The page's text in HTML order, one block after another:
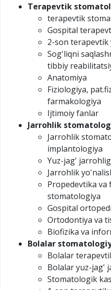
Terapevtik
terapevtik
Gospital
2-son
Sog'liqni
tibbiy
Anatomiya
Fiziologiya,
farmakologiya
Ijtimoiy fanlar
Jarrohlik
Jarrohlik
implantologiya
Yuz-jag'
Jarrohlik
Propedevtika
stomatologiya
Gospital
Ortodontiya va
Biofizika va
Bolalar
Bolalar
Bolalar yuz-jag'
Stomatologik